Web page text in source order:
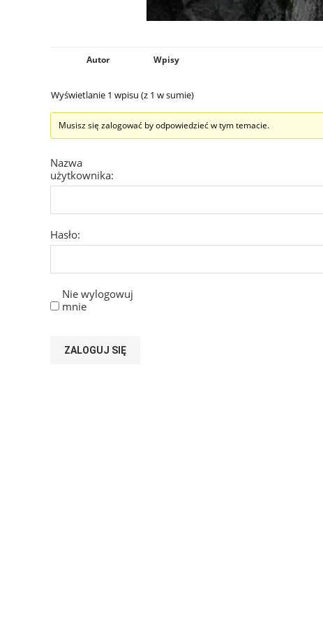
Autor Wpisy
Wyświetlanie 1 wpisu (z 1 w sumie)
Musisz się zalogować by odpowiedzieć w tym temacie.
Nazwa
użytkownika:
Hasło:
Nie wylogowuj
mnie
ZALOGUJ SIĘ